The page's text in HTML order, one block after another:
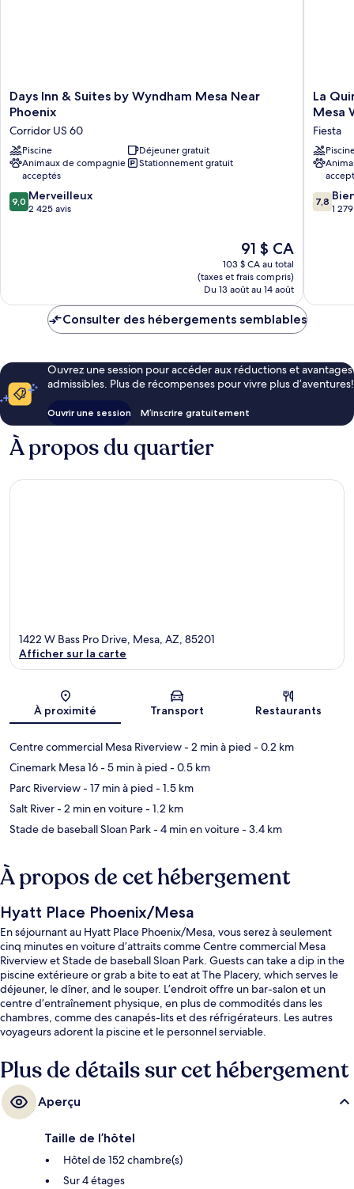
Days
Inn
Suites
by
Wyndham
Mesa
Near
Phoenix
Days Inn & Suites by Wyndham Mesa Near
Phoenix
Corridor US 60
Piscine
Déjeuner gratuit
Animaux de compagnie
acceptés
Stationnement gratuit
9.0
sur
9,0 Merveilleux
2 425 avis
Le
prix
est
de
91 $ CA
91 $ CA
103 $ CA au total
(taxes et frais compris)
Du 13 août au 14 août
La
Quinta
&
Suites
by
Phoenix
Mesa
La
Mesa
Fiesta
7.8
sur
7,8
1
Consulter des hébergements semblables
Ouvrez une session pour accéder aux réductions et avantages
admissibles. Plus de récompenses pour vivre plus d’aventures!
Ouvrir une session M’inscrire gratuitement
À propos du quartier
Carte
1422 W Bass Pro Drive, Mesa, AZ, 85201
Afficher sur la carte
À proximité Transport Restaurants
Centre commercial Mesa Riverview- 2 min à pied - 0.2 km
Cinemark Mesa 16- 5 min à pied - 0.5 km
Parc Riverview- 17 min à pied - 1.5 km
Salt River- 2 min en voiture- 1.2 km
Stade de baseball Sloan Park- 4 min en voiture- 3.4 km
À propos de cet hébergement
Hyatt Place Phoenix/Mesa
En séjournant au Hyatt Place Phoenix/Mesa, vous serez à seulement
cinq minutes en voiture d’attraits comme Centre commercial Mesa
Riverview et Stade de baseball Sloan Park. Guests can take a dip in the
piscine extérieure or grab a bite to eat at The Placery, which serves le
déjeuner, le dîner, and le souper. L’endroit offre un bar-salon et un
centre d’entraînement physique, en plus de commodités dans les
chambres, comme des canapés-lits et des réfrigérateurs. Les autres
voyageurs adorent la piscine et le personnel serviable.
Plus de détails sur cet hébergement
Aperçu
Taille de l’hôtel
Hôtel de 152 chambre(s)
Sur 4 étages